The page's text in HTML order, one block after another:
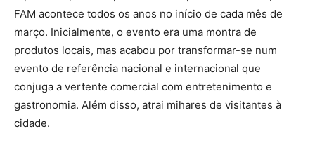
FAM acontece todos os anos no início de cada mês de
março. Inicialmente, o evento era uma montra de
produtos locais, mas acabou por transformar-se num
evento de referência nacional e internacional que
conjuga a vertente comercial com entretenimento e
gastronomia. Além disso, atrai mihares de visitantes à
cidade.